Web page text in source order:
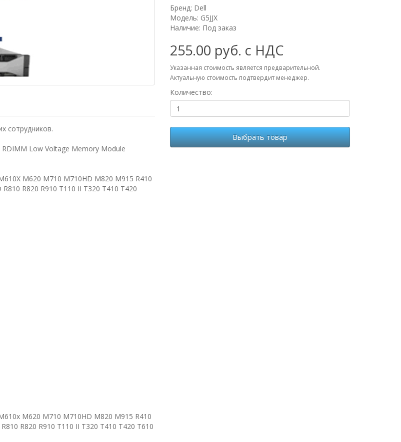
сотрудников.
RDIMM Low Voltage Memory Module
M620 M710 M710HD M820 M915 R410
R810 R820 R910 T110 II T320 T410 T420
M620 M710 M710HD M820 M915 R410
R820 R910 T110 II T320 T410 T420 T610
Бренд: Dell
Модель: G5JJX
Наличие: Под заказ
255.00 руб. с НДС
Указанная стоимость является предварительной.
Актуальную стоимость подтвердит менеджер.
Количество:
Выбрать товар